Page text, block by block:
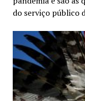
do serviço público